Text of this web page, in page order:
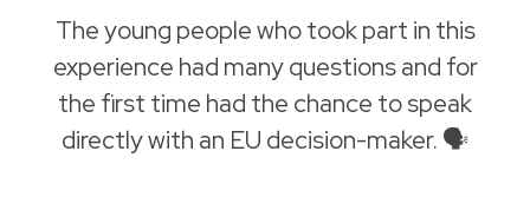
The young people who took part in this
experience had many questions and for
the first time had the chance to speak
directly with an EU decision-maker. 🗣️